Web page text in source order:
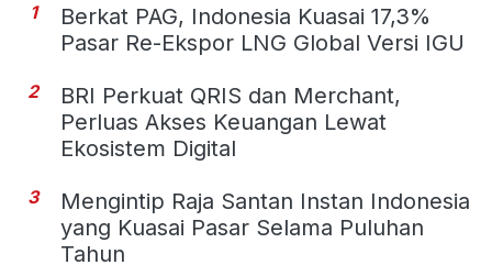
1
Berkat PAG, Indonesia Kuasai 17,3%
Pasar Re-Ekspor LNG Global Versi IGU
2
BRI Perkuat QRIS dan Merchant,
Perluas Akses Keuangan Lewat
Ekosistem Digital
3
Mengintip Raja Santan Instan Indonesia
yang Kuasai Pasar Selama Puluhan
Tahun